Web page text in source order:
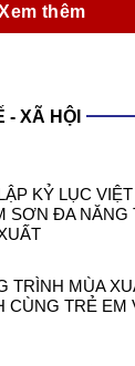
thêm
- XÃ HỘI
KỶ LỤC
SƠN ĐA NĂNG
TRÌNH MÙA
CÙNG TRẺ EM